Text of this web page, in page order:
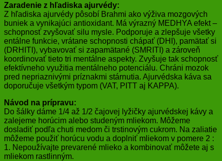
Zaradenie z hľadiska ajurvédy:
Z hľadiska ajurvédy pôsobí Brahmi ako výživa mozgových
buniek a vynikajúci antioxidant. Má výrazný MEDHYA efekt –
schopnosť zvyšovať silu mysle. Podporuje a zlepšuje všetky
entálne funkcie, vrátane schopnosti chápať (DHI), pamätať si
(DRHITI), vybavovať si zapamätané (SMRITI) a zároveň
koordinovať tieto tri mentálne aspekty. Zvyšuje tak schopnosť
efektívneho využitia mentálneho potenciálu. Chráni mozok
pred nepriaznivými príznakmi stárnutia. Ajurvédska káva sa
doporučuje všetkým typom (VAT, PITT aj KAPPA).
Návod na prípravu:
Do šálky dáme 1/4 až 1/2 čajovej lyžičky ajurvédskej kávy a
zalejeme horúcim alebo studeným mliekom. Môžeme
dosladiť podľa chuti medom či trstinovým cukrom. Na zaliatie
môžeme použiť horúcu vodu a doplniť mliekom v pomere 2 :
1. Nepoužívajte prevarené mlieko a kombinovať môžete aj s
mliekom rastlinným.